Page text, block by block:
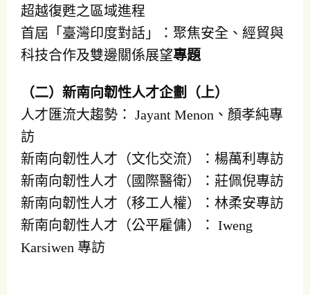
超越復甦之區域進程
首屆「臺灣印度對話」：聚焦安全、經貿與
科技合作及雙邊關係展望專題
（二）新南向韌性人才企劃（上）
人才匯流大趨勢： Jayant Menon、顏孝純專
訪
新南向韌性人才（文化交流）：楊萬利專訪
新南向韌性人才（國際醫衛）：莊佩倪專訪
新南向韌性人才（移工人權）：林柔安專訪
新南向韌性人才（公平雇傭）： Iweng
Karsiwen 專訪